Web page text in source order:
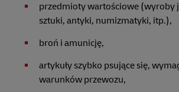
przedmioty wartościowe (wyroby
sztuki, antyki, numizmatyki, itp.),
broń i amunicję,
artykuły szybko psujące się,
warunków przewozu,